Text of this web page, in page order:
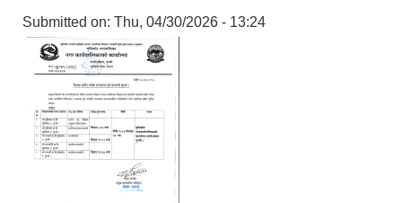
Submitted on: Thu, 04/30/2026 - 13:24